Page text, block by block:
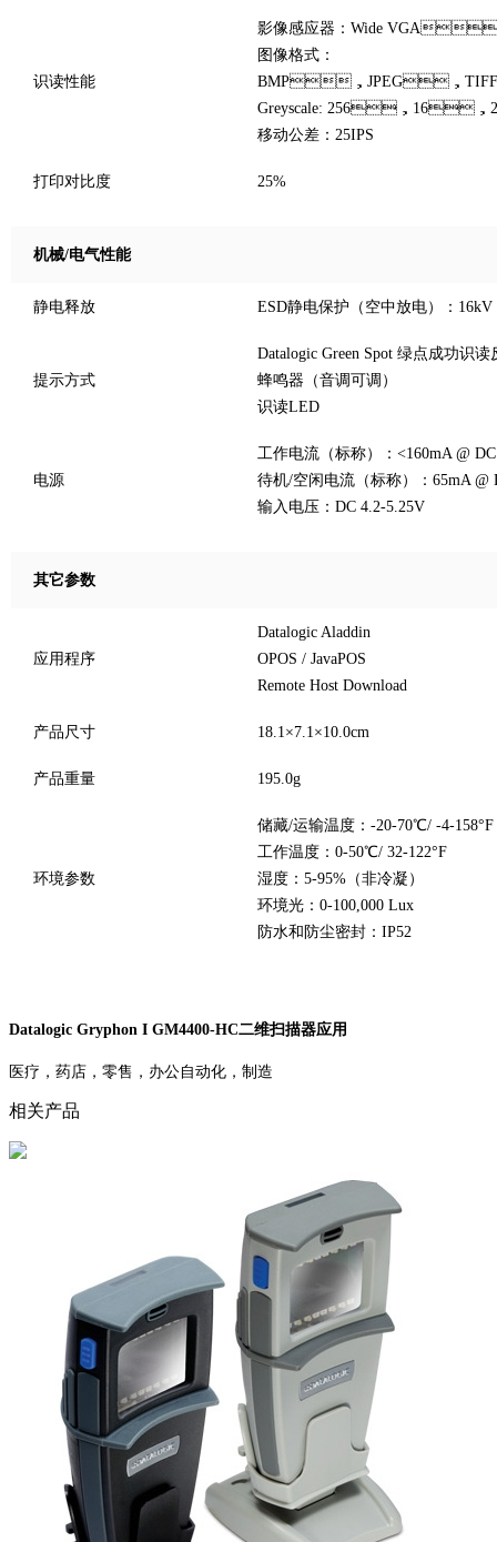
识读性能
影像感应器：Wide
图像格式：
BMP，JPEG，TIFF
Greyscale: 256，16，2
移动公差：25IPS
打印对比度 25%
机械/电气性能
静电释放 ESD静电保护（空中放电）：16kV
提示方式
Datalogic Green Spot 绿点成功识读
蜂鸣器（音调可调）
识读LED
电源
工作电流（标称）：<160mA @
待机/空闲电流（标称）：65mA @
输入电压：DC 4.2-5.25V
其它参数
应用程序
Datalogic Aladdin
OPOS / JavaPOS
Remote Host Download
产品尺寸 18.1×7.1×10.0cm
产品重量 195.0g
环境参数
储藏/运输温度：-20-70℃/ -4-158°F
工作温度：0-50℃/ 32-122°F
湿度：5-95%（非冷凝）
环境光：0-100,000 Lux
防水和防尘密封：IP52
Datalogic Gryphon I GM4400-HC二维扫描器应用
医疗，药店，零售，办公自动化，制造
相关产品